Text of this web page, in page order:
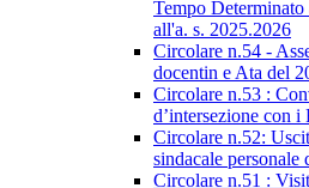
Tempo
all'a. s. 2025.2026
Circolare n.54 -
docentin e Ata del
Circolare n.53 :
d’intersezione con i
Circolare n.52:
sindacale personale
Circolare n.51 :